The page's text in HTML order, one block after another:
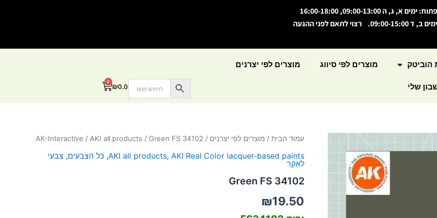
פתוח: ימים א, ג, ה 09:00-13:00, 16:00-18:00
ימים ב, ד 09:00-15:00. רצוי לתאם לפני ההגעה
הוביטק מוצרים לפי סיווג מוצרים לפי יצרנים
שלי ₪0.00
0
עגלת
עמוד הבית / מוצרים לפי יצרנים /
AK-Interactive / AKI all products / Green FS 34102
AKI all products, AKI Real Color lacquer-based paints
, כל הצבעים, צבעי
לאקר
Green FS 34102
₪19.50
כמות
Green
FS
34102